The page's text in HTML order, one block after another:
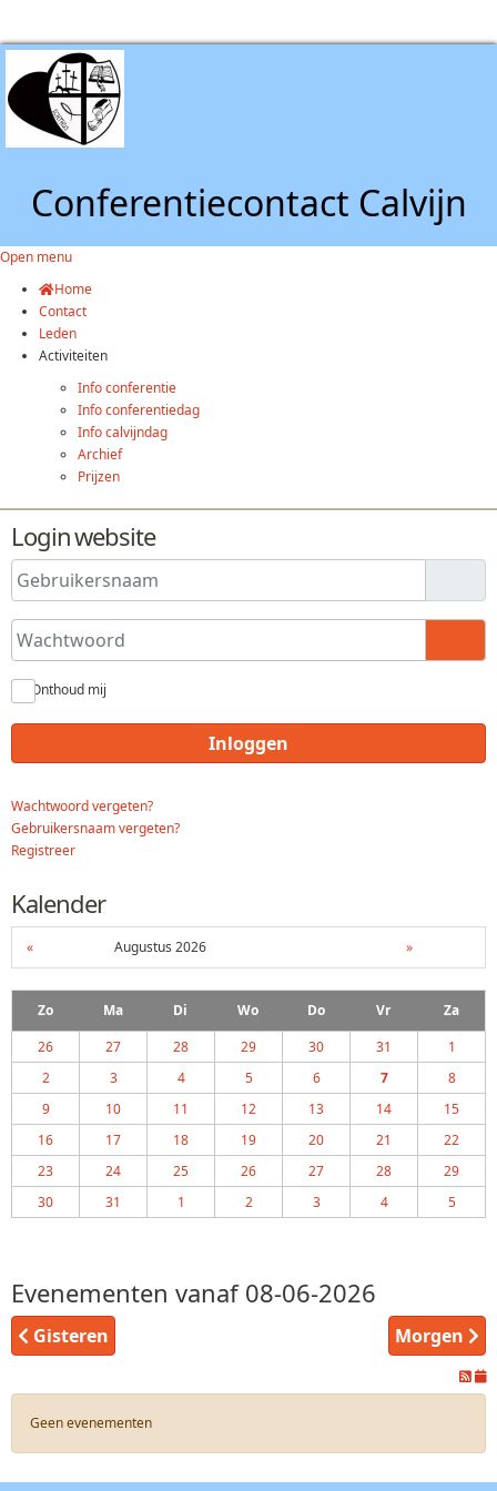
Conferentiecontact Calvijn
Open menu
Home
Contact
Leden
Activiteiten
Info conferentie
Info conferentiedag
Info calvijndag
Archief
Prijzen
Login website
Gebruikersnaam
Wachtwoord
Onthoud mij
Inloggen
Wachtwoord vergeten?
Gebruikersnaam vergeten?
Registreer
Kalender
« Augustus 2026 »
Zo Ma Di Wo Do Vr
Za
26
27 28 29 30 31
1
2
3 4 5 6 7
8
9
10 11 12 13 14
15
16
17 18 19 20 21
22
23
24 25 26 27 28
29
30
31 1 2 3 4 5
Evenementen vanaf 08-06-2026
Gisteren Morgen
Geen evenementen